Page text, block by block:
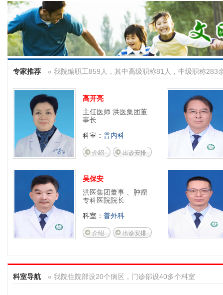
专家推荐 « 我院编职工859人，其中高级职称81人，中级职称283
高开亮
主任医师 洪医集团董
事长
科室： 普内科
介绍 出诊安排
吴保安
洪医集团董事 、肿瘤
专科医院院长
科室： 普外科
介绍 出诊安排
科室导航 « 我院住院部设20个病区，门诊部设40多个科室